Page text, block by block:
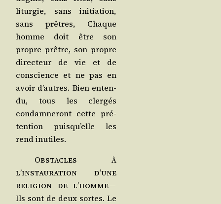
litur­gie, sans ini­tia­tion,
sans prêtres, Chaque
homme doit être son
propre prêtre, son propre
direc­teur de vie et de
conscience et ne pas en
avoir d’autres. Bien enten­
du, tous les cler­gés
condam­ne­ront cette pré­
ten­tion puisqu’elle les
rend inutiles.
Obs­tacles à
l’instauration d’une
reli­gion de l’homme—
Ils sont de deux sortes. Le